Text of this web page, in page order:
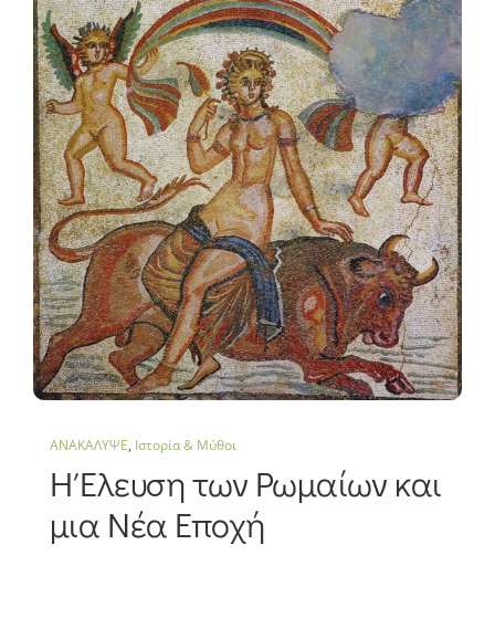
ΑΝΑΚΑΛΥΨΕ, Ιστορία & Μύθοι
Η Έλευση των Ρωμαίων και
μια Νέα Εποχή